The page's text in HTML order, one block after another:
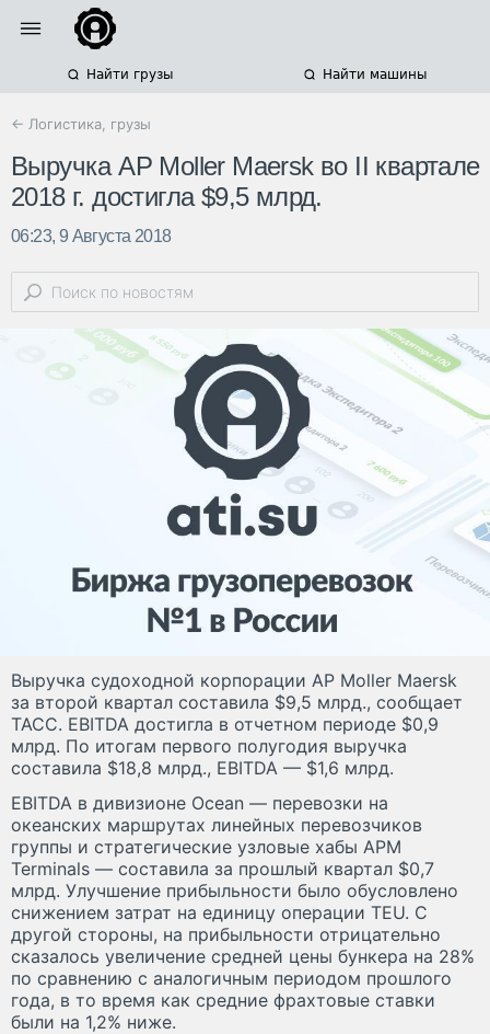
Найти грузы Найти машины
← Логистика, грузы
Выручка AP Moller Maersk во II квартале
2018 г. достигла $9,5 млрд.
06:23, 9 Августа 2018
Выручка судоходной корпорации AP Moller Maersk
за второй квартал составила $9,5 млрд., сообщает
ТАСС. EBITDA достигла в отчетном периоде $0,9
млрд. По итогам первого полугодия выручка
составила $18,8 млрд., EBITDA — $1,6 млрд.
EBITDA в дивизионе Ocean — перевозки на
океанских маршрутах линейных перевозчиков
группы и стратегические узловые хабы APM
Terminals — составила за прошлый квартал $0,7
млрд. Улучшение прибыльности было обусловлено
снижением затрат на единицу операции TEU. С
другой стороны, на прибыльности отрицательно
сказалось увеличение средней цены бункера на 28%
по сравнению с аналогичным периодом прошлого
года, в то время как средние фрахтовые ставки
были на 1,2% ниже.